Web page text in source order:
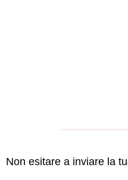
Non esitare a inviare la